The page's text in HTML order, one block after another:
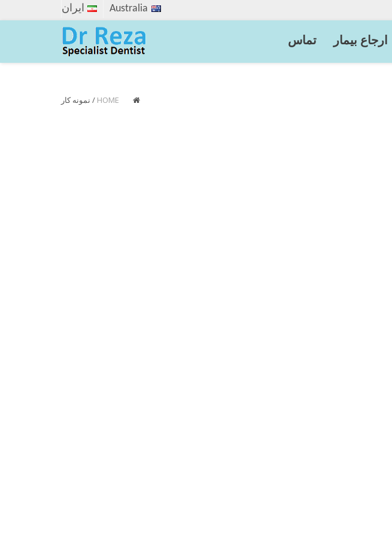
Australia ایران
ارجاع بیمار تماس
HOME
/ نمونه کار